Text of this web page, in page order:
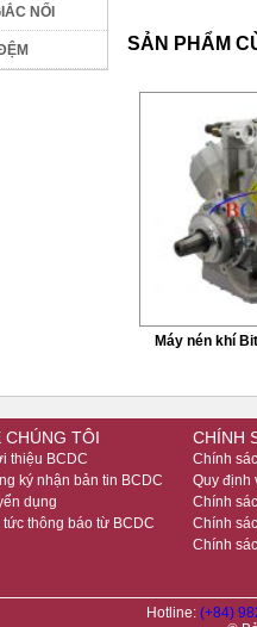
NỐI
SẢN PHẨM
Máy nén khí
CHÚNG TÔI
thiệu BCDC
ký nhận bản tin BCDC
dụng
tức thông báo từ BCDC
CHÍNH
Chính
Quy định
Chính
Chính
Chính
Hotline: (+84)